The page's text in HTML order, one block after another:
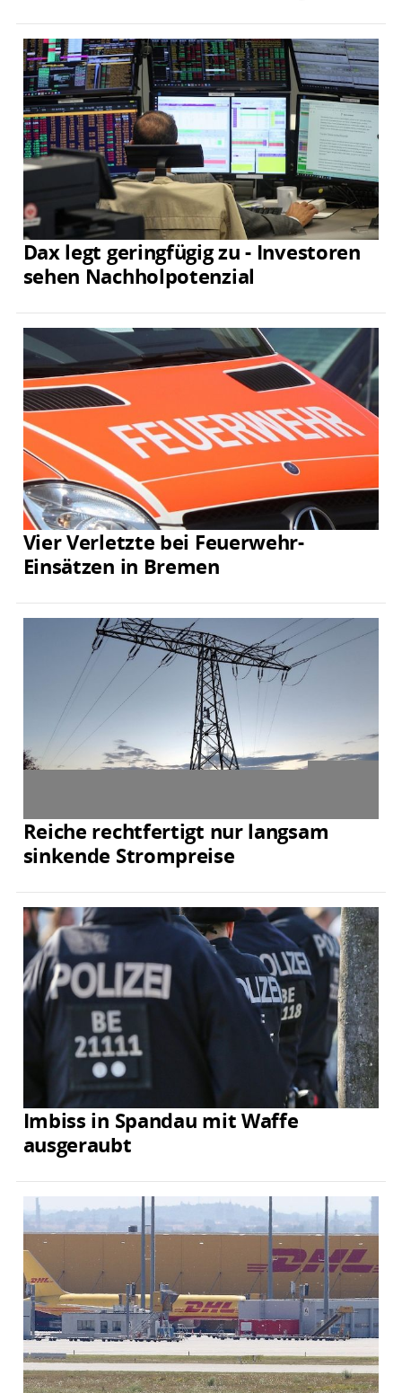
Dax legt geringfügig zu - Investoren
sehen Nachholpotenzial
Vier Verletzte bei Feuerwehr-
Einsätzen in Bremen
Reiche rechtfertigt nur langsam
sinkende Strompreise
Imbiss in Spandau mit Waffe
ausgeraubt